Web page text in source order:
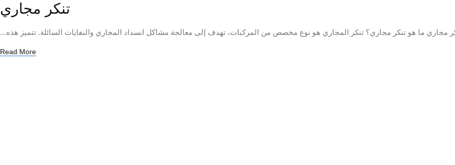
تنكر مجاري
مجاري ما هو تنكر مجاري؟ تنكر المجاري هو نوع مخصص من المركبات، تهدف إلى معالجة مشاكل انسداد المجاري والنفايات السائلة. تتميز هذه...
Read More